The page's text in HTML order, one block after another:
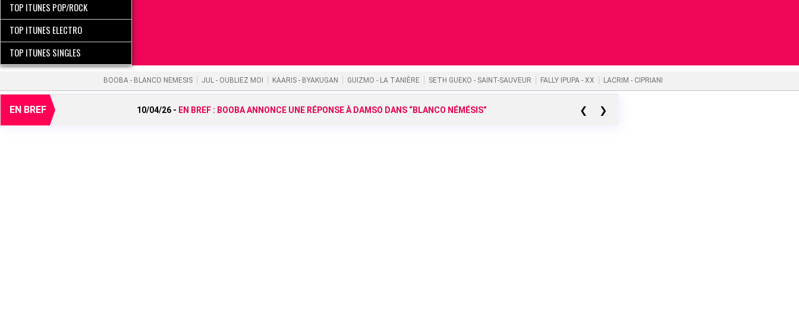
TOP ITUNES POP/ROCK
TOP ITUNES ELECTRO
TOP ITUNES SINGLES
BOOBA - BLANCO NEMESIS JUL - OUBLIEZ MOI KAARIS - BYAKUGAN GUIZMO - LA TANIÈRE SETH GUEKO - SAINT-SAUVEUR FALLY IPUPA - XX LACRIM - CIPRIANI
EN BREF 10/04/26 - EN BREF : BOOBA ANNONCE UNE RÉPONSE À DAMSO DANS “BLANCO NÉMÉSIS” ❮ ❯